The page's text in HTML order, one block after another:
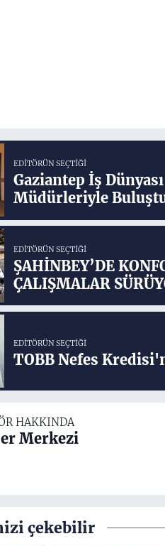
EDITÖRÜN SEÇTIĞI
Gaziantep İş
Müdürleriyle
EDITÖRÜN SEÇTIĞI
ŞAHİNBEY’DE
ÇALIŞMALAR
EDITÖRÜN SEÇTIĞI
TOBB Nefes
HAKKINDA
Merkezi
çekebilir